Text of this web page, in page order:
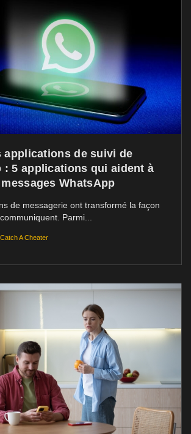
applications de suivi de
: 5 applications qui aident à
WhatsApp
de messagerie ont transformé la façon
Parmi...
Catch A Cheater